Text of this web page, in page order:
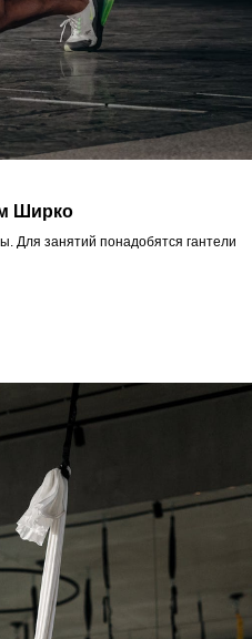
Ширко
Для занятий понадобятся гантели